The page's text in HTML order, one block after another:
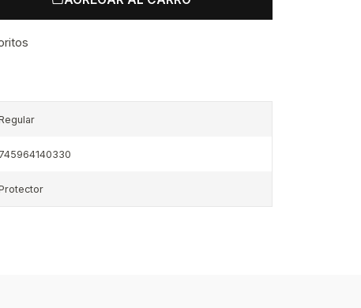
745964140330